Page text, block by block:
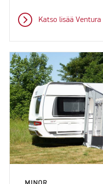
Katso lisää Ventura